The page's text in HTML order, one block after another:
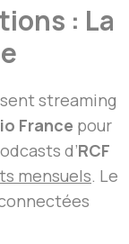
: La
streaming
France pour
d’RCF
mensuels. Le